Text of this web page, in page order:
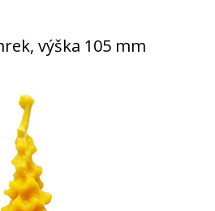
výška 105 mm